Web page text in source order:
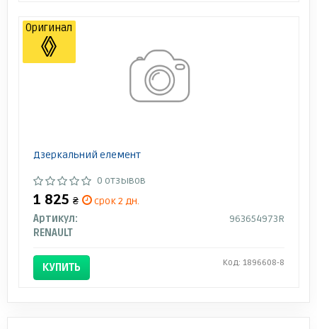
Дзеркальний елемент
0 отзывов
1 825 ₴
срок 2 дн.
Артикул:
963654973R
RENAULT
КУПИТЬ Код: 1896608-8
Оригинал